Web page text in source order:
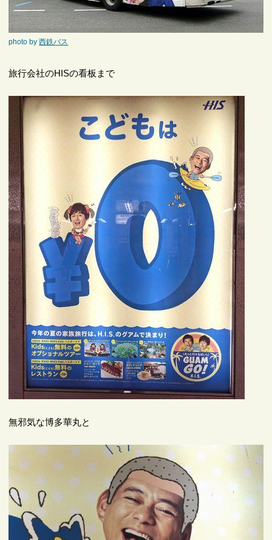
photo by西鉄バス
旅行会社のHISの看板まで
無邪気な博多華丸と